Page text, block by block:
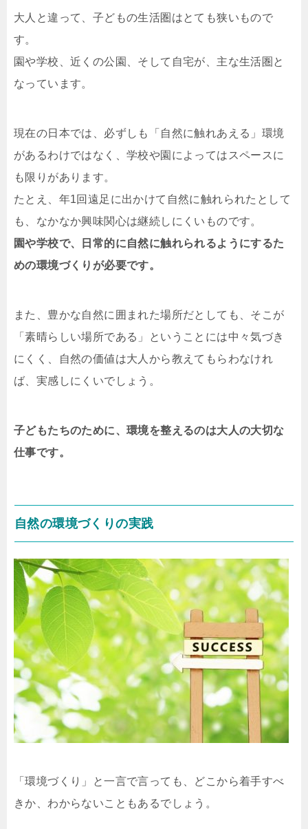
大人と違って、子どもの生活圏はとても狭いもので
す。
園や学校、近くの公園、そして自宅が、主な生活圏と
なっています。
現在の日本では、必ずしも「自然に触れあえる」環境
があるわけではなく、学校や園によってはスペースに
も限りがあります。
たとえ、年1回遠足に出かけて自然に触れられたとして
も、なかなか興味関心は継続しにくいものです。
園や学校で、日常的に自然に触れられるようにするた
めの環境づくりが必要です。
また、豊かな自然に囲まれた場所だとしても、そこが
「素晴らしい場所である」ということには中々気づき
にくく、自然の価値は大人から教えてもらわなけれ
ば、実感しにくいでしょう。
子どもたちのために、環境を整えるのは大人の大切な
仕事です。
自然の環境づくりの実践
「環境づくり」と一言で言っても、どこから着手すべ
きか、わからないこともあるでしょう。